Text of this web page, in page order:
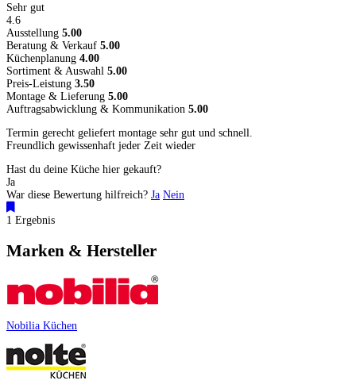
Sehr gut
4.6
Ausstellung 5.00
Beratung & Verkauf 5.00
Küchenplanung 4.00
Sortiment & Auswahl 5.00
Preis-Leistung 3.50
Montage & Lieferung 5.00
Auftragsabwicklung & Kommunikation 5.00
Termin gerecht geliefert montage sehr gut und schnell.
Freundlich gewissenhaft jeder Zeit wieder
Hast du deine Küche hier gekauft?
Ja
War diese Bewertung hilfreich? Ja Nein
1 Ergebnis
Marken & Hersteller
Nobilia Küchen